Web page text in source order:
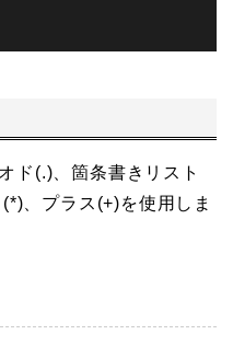
ド(.)、箇条書きリスト
、プラス(+)を使用しま